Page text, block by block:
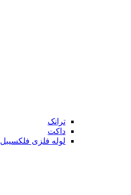
ترانک
داکت
لوله فلزی فلکسیبل